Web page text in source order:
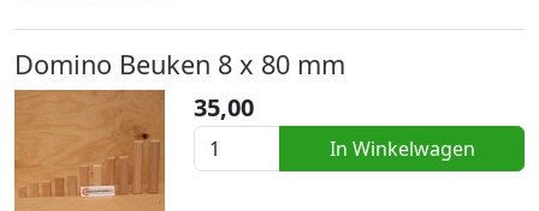
Domino Beuken 8 x 80 mm
35,00
In Winkelwagen